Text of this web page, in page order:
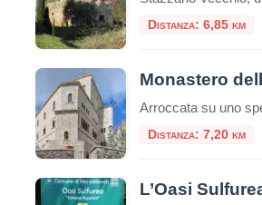
Distanza: 6,85 km
Distanza: 7,20 km